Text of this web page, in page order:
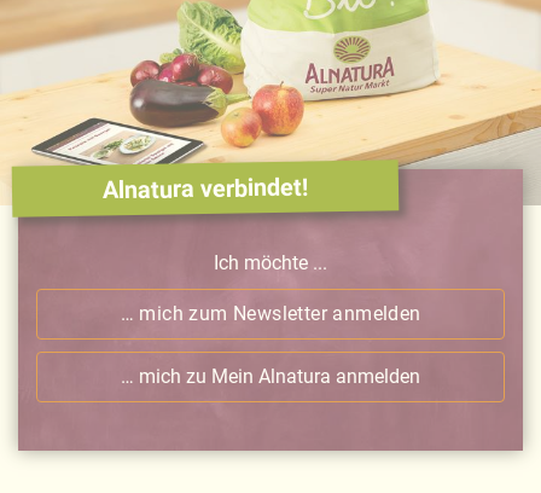
Alnatura verbindet!
Ich möchte ...
… mich zum Newsletter anmelden
… mich zu Mein Alnatura anmelden